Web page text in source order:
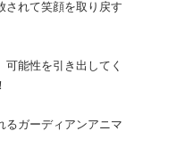
されて笑顔を取り戻す
能性を引き出してく
るガーディアンアニマ